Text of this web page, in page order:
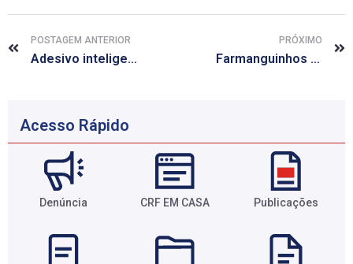
POSTAGEM ANTERIOR
Adesivo inteligente colado na pele aplica remédios na quantidade certa
PRÓXIMO
Farmanguinhos obtém registro de dois medicamentos estratégicos para o SUS
Acesso Rápido
Denúncia CRF EM CASA Publicações